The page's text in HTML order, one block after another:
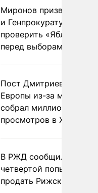
Миронов призвал
и Генпрокуратуру
проверить «Яблоко»
перед выборами
Пост Дмитриева о
Европы из-за
собрал миллион
просмотров в X
В РЖД сообщили о
четвертой попытке
продать Рижский